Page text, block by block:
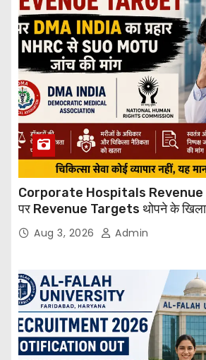
Corporate Hospitals Revenue
पर Revenue Targets थोपने के
बड़ा कदम, NHRC से Suo Motu जांच की
Aug 3, 2026 Admin